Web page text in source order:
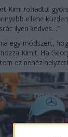
Kimi rohadtul
ellene
ilyen kedves…”
egy módszert,
Kimit. Ha
ez nehéz